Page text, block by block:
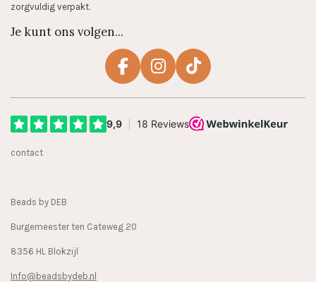
zorgvuldig verpakt.
Je kunt ons volgen...
F
e
I
t
T
T
contact
Beads by DEB
Burgemeester ten Cateweg 20
8356 HL Blokzijl
Info@beadsbydeb.nl